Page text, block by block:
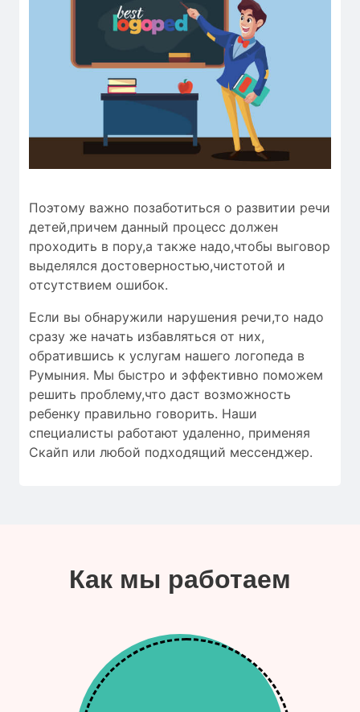
Поэтому важно позаботиться о развитии речи
детей,причем данный процесс должен
проходить в пору,а также надо,чтобы выговор
выделялся достоверностью,чистотой и
отсутствием ошибок.
Если вы обнаружили нарушения речи,то надо
сразу же начать избавляться от них,
обратившись к услугам нашего логопеда в
Румыния. Мы быстро и эффективно поможем
решить проблему,что даст возможность
ребенку правильно говорить. Наши
специалисты работают удаленно, применяя
Скайп или любой подходящий мессенджер.
Как мы работаем